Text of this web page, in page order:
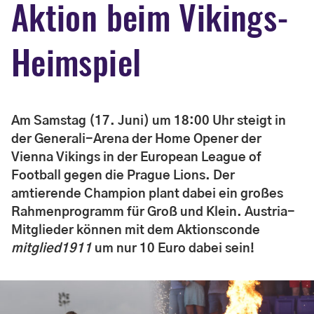
Aktion beim Vikings-
Heimspiel
Am Samstag (17. Juni) um 18:00 Uhr steigt in
der Generali-Arena der Home Opener der
Vienna Vikings in der European League of
Football gegen die Prague Lions. Der
amtierende Champion plant dabei ein großes
Rahmenprogramm für Groß und Klein. Austria-
Mitglieder können mit dem Aktionsconde
mitglied1911 um nur 10 Euro dabei sein!